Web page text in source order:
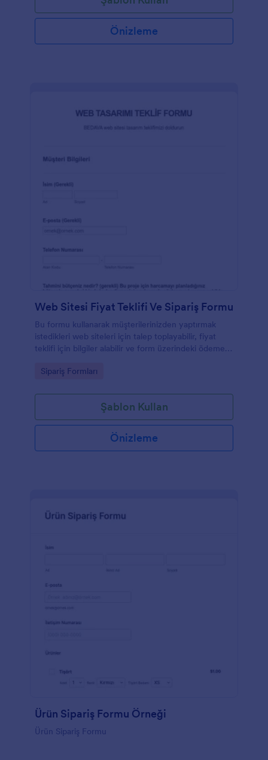
Önizleme
Web Sitesi Fiyat Teklifi Ve Sipariş Formu
Bu formu kullanarak müşterilerinizden yaptırmak
istedikleri web siteleri için talep toplayabilir, fiyat
teklifi için bilgiler alabilir ve form üzerindeki ödeme
Go to Category:
Sipariş Formları
Şablon Kullan
Önizleme
Ürün Sipariş Formu Örneği
Ürün Sipariş Formu